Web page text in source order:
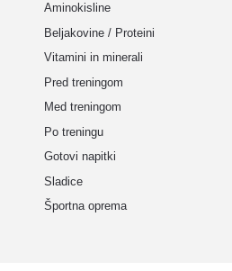
Aminokisline
Beljakovine / Proteini
Vitamini in minerali
Pred treningom
Med treningom
Po treningu
Gotovi napitki
Sladice
Športna oprema